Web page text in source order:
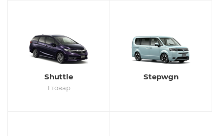
Shuttle
1 товар
Stepwgn